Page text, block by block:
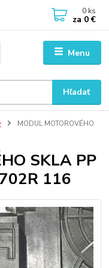
Menu
Hľadať
0 ks
za 0 €
MODUL MOTOROVÉHO
SKLA PP
116